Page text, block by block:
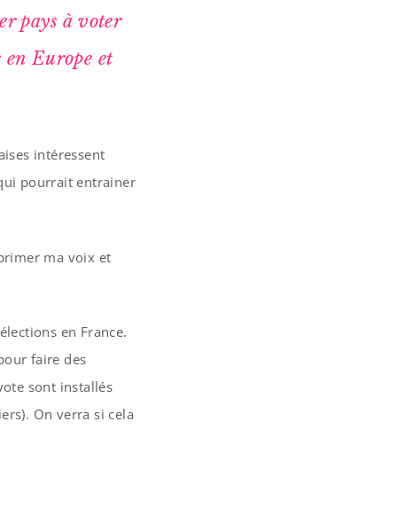
pays à voter
Europe et
intéressent
pourrait entrainer
ma voix et
en France.
faire des
sont installés
On verra si cela